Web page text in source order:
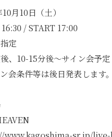
月10日（土）
/ START 17:00
定
、10-15分後〜サイン会予定
ン会条件等は後日発表します。